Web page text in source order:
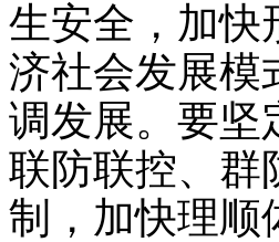
生安全，加快
济社会发展模
调发展。要坚
联防联控、群
制，加快理顺